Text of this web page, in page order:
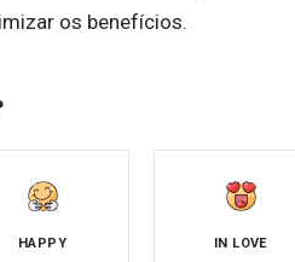
os benefícios.
HAPPY IN LOVE